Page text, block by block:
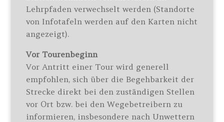
Lehrpfaden verwechselt werden (Standorte
von Infotafeln werden auf den Karten nicht
angezeigt).
Vor Tourenbeginn
Vor Antritt einer Tour wird generell
empfohlen, sich über die Begehbarkeit der
Strecke direkt bei den zuständigen Stellen
vor Ort bzw. bei den Wegebetreibern zu
informieren, insbesondere nach Unwettern